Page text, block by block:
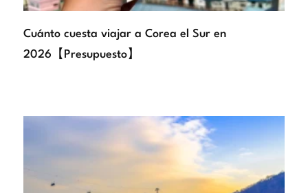
Cuánto cuesta viajar a Corea el Sur en
2026【Presupuesto】